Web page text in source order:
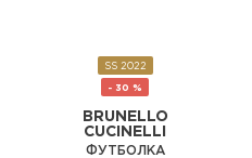
SS 2022
- 30 %
BRUNELLO
CUCINELLI
ФУТБОЛКА